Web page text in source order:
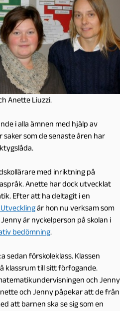
Anette Liuzzi.
i alla ämnen med hjälp av
som de senaste åren har
med inriktning på
Anette har dock utvecklat
Efter att ha deltagit i en
är hon nu verksam som
är nyckelperson på skolan i
bedömning.
sedan förskoleklass. Klassen
klassrum till sitt förfogande.
och Jenny
och Jenny påpekar att de från
att barnen ska se sig som en